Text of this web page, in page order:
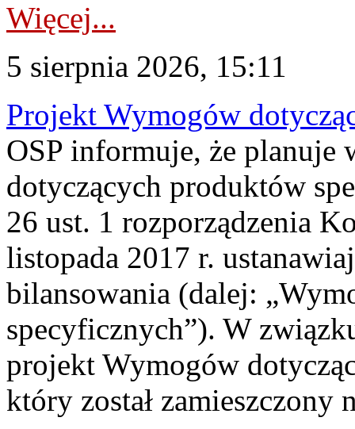
Więcej...
5 sierpnia 2026, 15:11
Projekt Wymogów
OSP informuje, że planuje
dotyczących produktów
26 ust. 1 rozporządzenia
listopada 2017 r.
bilansowania (dalej:
specyficznych”). W
projekt Wymogów
który został zamieszczony